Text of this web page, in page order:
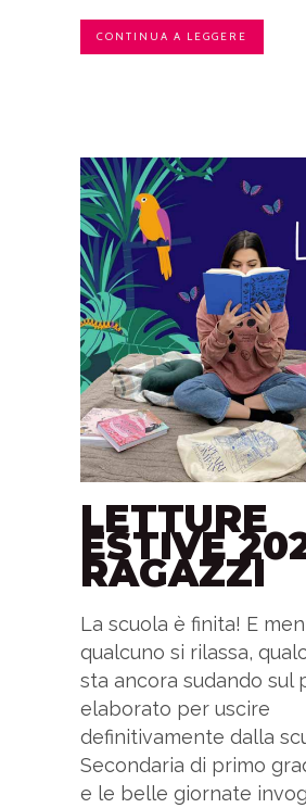
CONTINUA A LEGGERE
LETTURE
ESTIVE
RAGAZZI
La scuola è finita! E
qualcuno si rilassa,
sta ancora sudando sul
elaborato per uscire
definitivamente dalla
Secondaria di primo
e le belle giornate